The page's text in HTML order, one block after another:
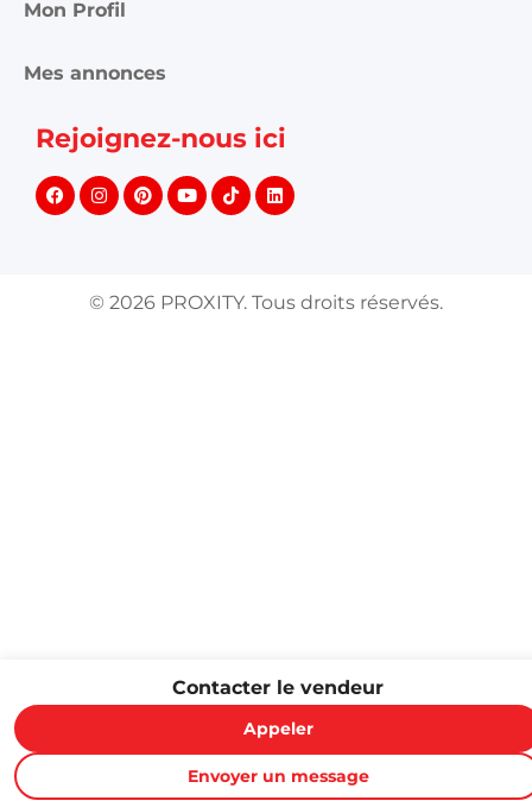
Contacter le vendeur
Appeler
Envoyer un message
Mon Profil
Mes annonces
Rejoignez-nous ici
© 2026 PROXITY. Tous droits réservés.